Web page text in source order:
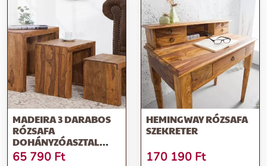
MADEIRA 3 DARABOS
RÓZSAFA
DOHÁNYZÓASZTAL
SZETT
65 790 Ft
HEMINGWAY RÓZSAFA
SZEKRETER
170 190 Ft